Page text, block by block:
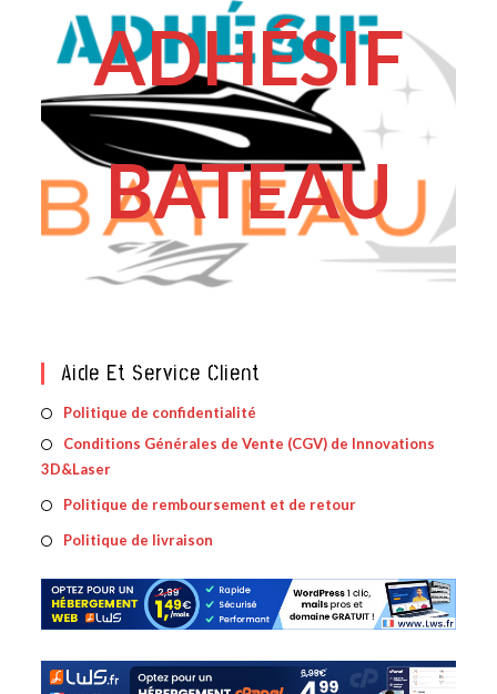
ADHÉSIF
BATEAU
Aide Et Service Client
Politique de confidentialité
dans
Conditions Générales de Vente (CGV) de Innovations
3D&Laser
Politique de remboursement et de retourS’ouvre
nouvel
onglet
Politique de livraison
un
nouvel